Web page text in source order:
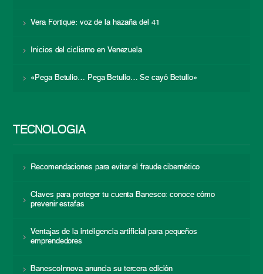
Vera Fortique: voz de la hazaña del 41
Inicios del ciclismo en Venezuela
«Pega Betulio… Pega Betulio… Se cayó Betulio»
TECNOLOGÍA
Recomendaciones para evitar el fraude cibernético
Claves para proteger tu cuenta Banesco: conoce cómo
prevenir estafas
Ventajas de la inteligencia artificial para pequeños
emprendedores
BanescoInnova anuncia su tercera edición